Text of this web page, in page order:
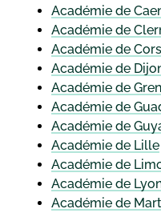
Académie de
Académie de
Académie de
Académie de
Académie de
Académie de
Académie de
Académie de Lille
Académie de
Académie de
Académie de